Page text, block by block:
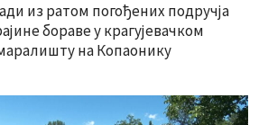
из ратом погођених подручја
бораве у крагујевачком
на Копаонику